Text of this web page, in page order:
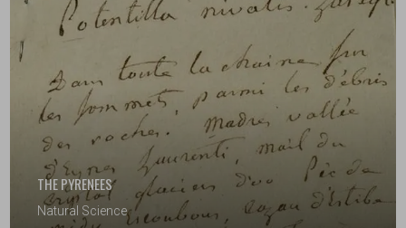
THE PYRENEES
Natural Science